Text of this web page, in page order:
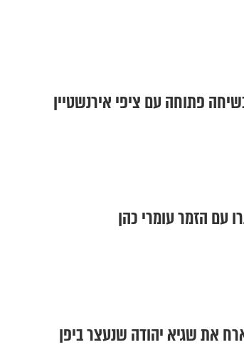
פתוחה עם ציפי אירנשטיין
עם הזמר עומרי כהן
את שגיא יהודה שנעצר ביפן